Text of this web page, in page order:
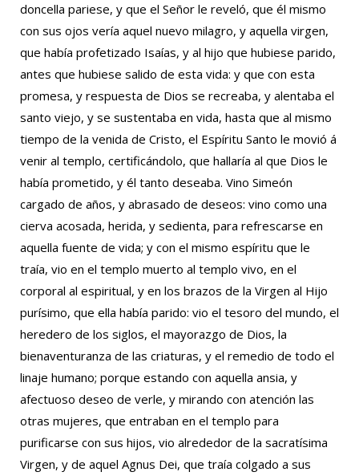
doncella pariese, y que el Señor le reveló, que él mismo
con sus ojos vería aquel nuevo milagro, y aquella virgen,
que había profetizado Isaías, y al hijo que hubiese parido,
antes que hubiese salido de esta vida: y que con esta
promesa, y respuesta de Dios se recreaba, y alentaba el
santo viejo, y se sustentaba en vida, hasta que al mismo
tiempo de la venida de Cristo, el Espíritu Santo le movió á
venir al templo, certificándolo, que hallaría al que Dios le
había prometido, y él tanto deseaba. Vino Simeón
cargado de años, y abrasado de deseos: vino como una
cierva acosada, herida, y sedienta, para refrescarse en
aquella fuente de vida; y con el mismo espíritu que le
traía, vio en el templo muerto al templo vivo, en el
corporal al espiritual, y en los brazos de la Virgen al Hijo
purísimo, que ella había parido: vio el tesoro del mundo, el
heredero de los siglos, el mayorazgo de Dios, la
bienaventuranza de las criaturas, y el remedio de todo el
linaje humano; porque estando con aquella ansia, y
afectuoso deseo de verle, y mirando con atención las
otras mujeres, que entraban en el templo para
purificarse con sus hijos, vio alrededor de la sacratísima
Virgen, y de aquel Agnus Dei, que traía colgado a sus